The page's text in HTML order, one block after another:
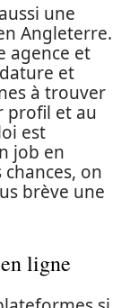
une
Angleterre.
agence et
et
à trouver
profil et au
est
job en
on
brève une
ligne